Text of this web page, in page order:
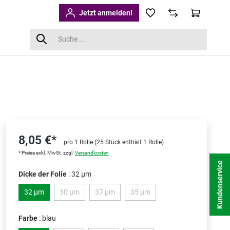
Jetzt anmelden!
8,05 €* pro 1 Rolle (25 Stück enthält 1 Rolle)
* Preise exkl. MwSt. zzgl. Versandkosten
Dicke der Folie : 32 µm
32 µm 30 µm(Diese Option ist zurzeit nicht verfügbar.)
37 µm(Diese Option ist zurzeit nicht verfügbar.)
35 µm(Diese Option ist zurzeit nicht
Farbe : blau
Kundenservice